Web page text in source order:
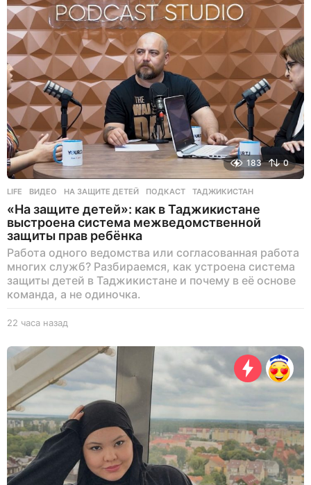
183 0
LIFE ВИДЕО ,НА ЗАЩИТЕ ДЕТЕЙ ,ПОДКАСТ ,ТАДЖИКИСТАН
«На защите детей»: как в Таджикистане
выстроена система межведомственной
защиты прав ребёнка
Работа одного ведомства или согласованная работа
многих служб? Разбираемся, как устроена система
защиты детей в Таджикистане и почему в её основе
команда, а не одиночка.
22 часа назад
ч
с
а
а
з